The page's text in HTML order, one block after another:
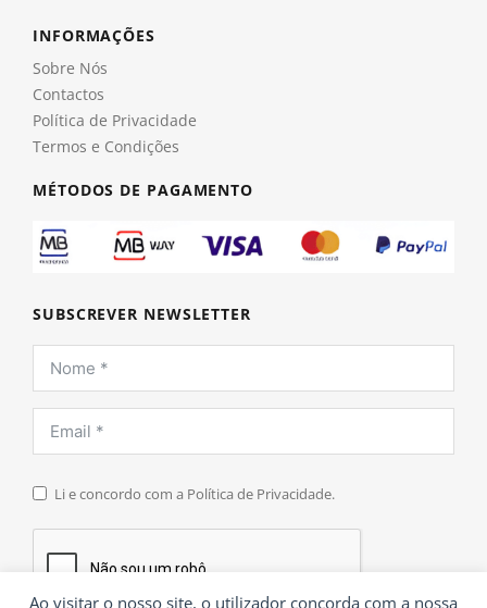
Ao visitar o nosso site, o utilizador concorda com a nossa
INFORMAÇÕES
Sobre Nós
Contactos
Política de Privacidade
Termos e Condições
MÉTODOS DE PAGAMENTO
SUBSCREVER NEWSLETTER
Li e concordo com a Política de Privacidade.